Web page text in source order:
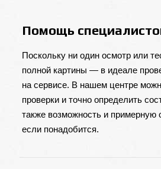
Помощь
Поскольку ни один осмотр или
полной картины — в идеале
на сервисе. В нашем центре
проверки и точно определить
также возможность и примерную
если понадобится.